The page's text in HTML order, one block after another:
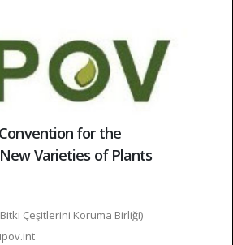
for the
Varieties of Plants
Çeşitlerini Koruma Birliği)